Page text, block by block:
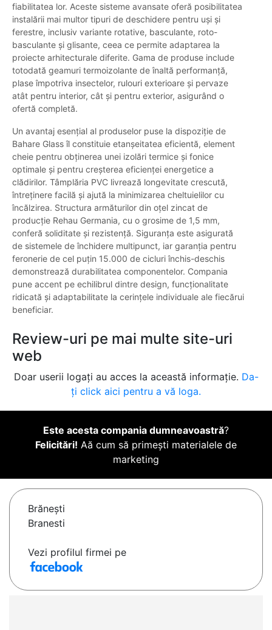
fiabilitatea lor. Aceste sisteme avansate oferă posibilitatea
instalării mai multor tipuri de deschidere pentru uși și
ferestre, inclusiv variante rotative, basculante, roto-
basculante și glisante, ceea ce permite adaptarea la
proiecte arhitecturale diferite. Gama de produse include
totodată geamuri termoizolante de înaltă performanță,
plase împotriva insectelor, rulouri exterioare și pervaze
atât pentru interior, cât și pentru exterior, asigurând o
ofertă completă.
Un avantaj esențial al produselor puse la dispoziție de
Bahare Glass îl constituie etanșeitatea eficientă, element
cheie pentru obținerea unei izolări termice și fonice
optimale și pentru creșterea eficienței energetice a
clădirilor. Tâmplăria PVC livrează longevitate crescută,
întreținere facilă și ajută la minimizarea cheltuielilor cu
încălzirea. Structura armăturilor din oțel zincat de
producție Rehau Germania, cu o grosime de 1,5 mm,
conferă soliditate și rezistență. Siguranța este asigurată
de sistemele de închidere multipunct, iar garanția pentru
feronerie de cel puțin 15.000 de cicluri închis-deschis
demonstrează durabilitatea componentelor. Compania
pune accent pe echilibrul dintre design, funcționalitate
ridicată și adaptabilitate la cerințele individuale ale fiecărui
beneficiar.
Review-uri pe mai multe site-uri
web
Doar userii logați au acces la această informație. Da-
ți click aici pentru a vă loga.
Este acesta compania dumneavoastră?
Felicitări! Aă cum să primești materialele de
marketing
Brăneşti
Branesti
Vezi profilul firmei pe